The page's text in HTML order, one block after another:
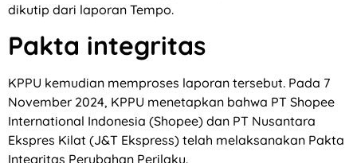
dikutip dari laporan Tempo.
Pakta integritas
KPPU kemudian memproses laporan tersebut. Pada 7
November 2024, KPPU menetapkan bahwa PT Shopee
International Indonesia (Shopee) dan PT Nusantara
Ekspres Kilat (J&T Ekspress) telah melaksanakan Pakta
Integritas Perubahan Perilaku.